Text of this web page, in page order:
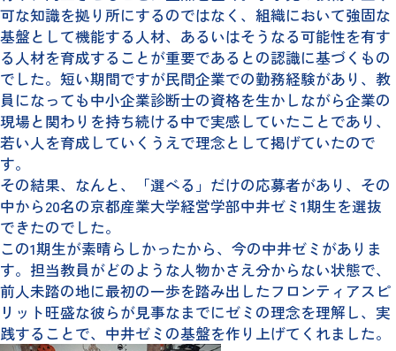
可な知識を拠り所にするのではなく、組織において強固な
基盤として機能する人材、あるいはそうなる可能性を有す
る人材を育成することが重要であるとの認識に基づくもの
でした。短い期間ですが民間企業での勤務経験があり、教
員になっても中小企業診断士の資格を生かしながら企業の
現場と関わりを持ち続ける中で実感していたことであり、
若い人を育成していくうえで理念として掲げていたので
す。
その結果、なんと、「選べる」だけの応募者があり、その
中から20名の京都産業大学経営学部中井ゼミ1期生を選抜
できたのでした。
この1期生が素晴らしかったから、今の中井ゼミがありま
す。担当教員がどのような人物かさえ分からない状態で、
前人未踏の地に最初の一歩を踏み出したフロンティアスピ
リット旺盛な彼らが見事なまでにゼミの理念を理解し、実
践することで、中井ゼミの基盤を作り上げてくれました。